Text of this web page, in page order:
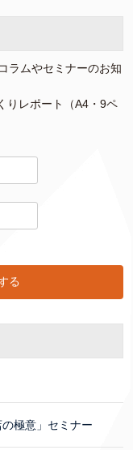
ラムやセミナーのお知
りレポート（A4・9ペ
極意」セミナー